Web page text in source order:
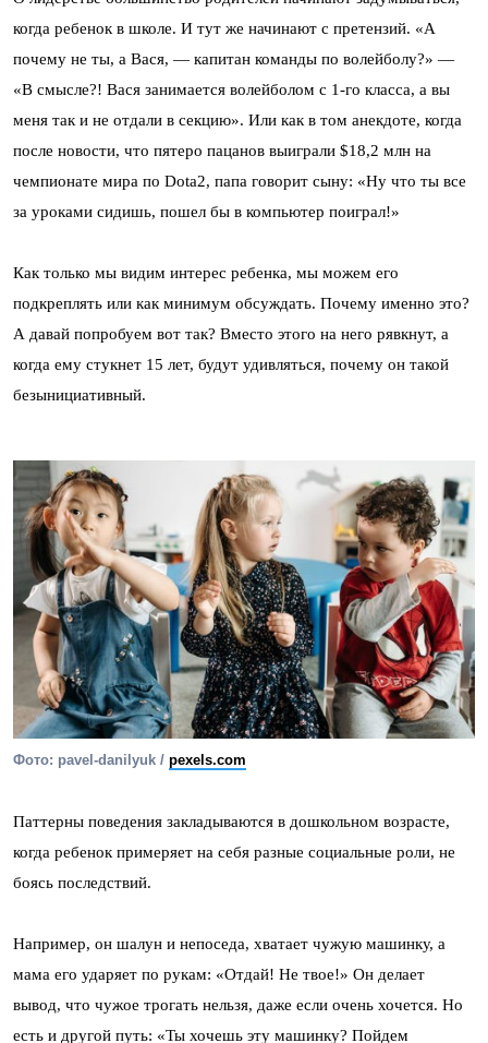
когда ребенок в школе. И тут же начинают с претензий. «А
почему не ты, а Вася, — капитан команды по волейболу?» —
«В смысле?! Вася занимается волейболом с 1-го класса, а вы
меня так и не отдали в секцию». Или как в том анекдоте, когда
после новости, что пятеро пацанов выиграли $18,2 млн на
чемпионате мира по Dota2, папа говорит сыну: «Ну что ты все
за уроками сидишь, пошел бы в компьютер поиграл!»
Как только мы видим интерес ребенка, мы можем его
подкреплять или как минимум обсуждать. Почему именно это?
А давай попробуем вот так? Вместо этого на него рявкнут, а
когда ему стукнет 15 лет, будут удивляться, почему он такой
безынициативный.
Фото: pavel-danilyuk / pexels.com
Паттерны поведения закладываются в дошкольном возрасте,
когда ребенок примеряет на себя разные социальные роли, не
боясь последствий.
Например, он шалун и непоседа, хватает чужую машинку, а
мама его ударяет по рукам: «Отдай! Не твое!» Он делает
вывод, что чужое трогать нельзя, даже если очень хочется. Но
есть и другой путь: «Ты хочешь эту машинку? Пойдем